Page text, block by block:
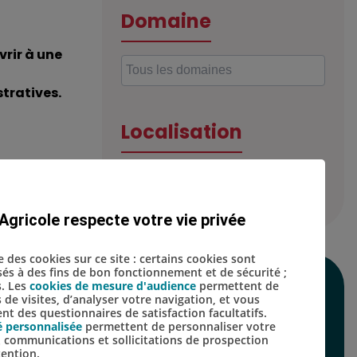
à une
Domaine
Localisation
SUIVEZ-NOUS SUR
LES RÉSEAUX
SOCIAUX
respecte votre vie privée
des cookies sur ce site : certains cookies sont
à des fins de bon fonctionnement et de sécurité ;
Les cookies de mesure d'audience permettent de
visites, d’analyser votre navigation, et vous
des questionnaires de satisfaction facultatifs.
personnalisée permettent de personnaliser votre
communications et sollicitations de prospection